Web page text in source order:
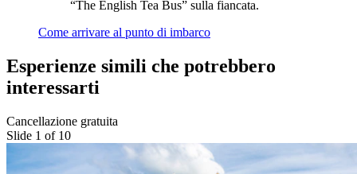
“The English Tea Bus” sulla fiancata.
Come arrivare al punto di imbarco
Esperienze simili che potrebbero
interessarti
Cancellazione gratuita
Slide 1 of 10